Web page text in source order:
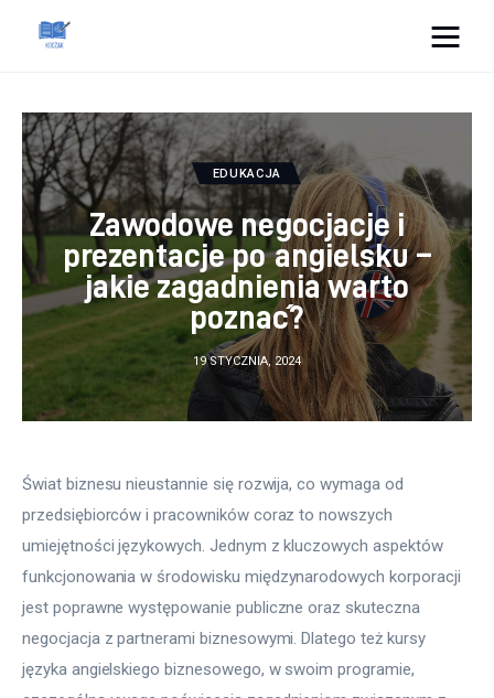
Dom i ogród
Zdrowie
Lifestyle
Uroda
Więcej
EDUKACJA
Zawodowe negocjacje i
prezentacje po angielsku –
jakie zagadnienia warto
poznać?
19 STYCZNIA, 2024
Świat biznesu nieustannie się rozwija, co wymaga od
przedsiębiorców i pracowników coraz to nowszych
umiejętności językowych. Jednym z kluczowych aspektów
funkcjonowania w środowisku międzynarodowych korporacji
jest poprawne występowanie publiczne oraz skuteczna
negocjacja z partnerami biznesowymi. Dlatego też kursy
języka angielskiego biznesowego, w swoim programie,